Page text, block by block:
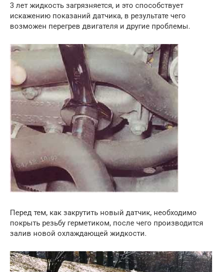
3 лет жидкость загрязняется, и это способствует
искажению показаний датчика, в результате чего
возможен перегрев двигателя и другие проблемы.
Перед тем, как закрутить новый датчик, необходимо
покрыть резьбу герметиком, после чего производится
залив новой охлаждающей жидкости.